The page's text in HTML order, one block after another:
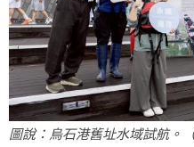
圖說：烏石港舊址水域試航。